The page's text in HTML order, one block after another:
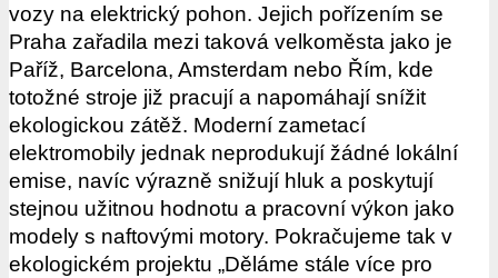
vozy na elektrický pohon. Jejich pořízením se
Praha zařadila mezi taková velkoměsta jako je
Paříž, Barcelona, Amsterdam nebo Řím, kde
totožné stroje již pracují a napomáhají snížit
ekologickou zátěž. Moderní zametací
elektromobily jednak neprodukují žádné lokální
emise, navíc výrazně snižují hluk a poskytují
stejnou užitnou hodnotu a pracovní výkon jako
modely s naftovými motory. Pokračujeme tak v
ekologickém projektu „Děláme stále více pro